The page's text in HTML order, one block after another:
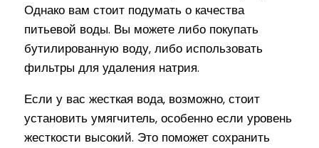
Однако вам стоит подумать о качества
питьевой воды. Вы можете либо покупать
бутилированную воду, либо использовать
фильтры для удаления натрия.
Если у вас жесткая вода, возможно, стоит
установить умягчитель, особенно если уровень
жесткости высокий. Это поможет сохранить